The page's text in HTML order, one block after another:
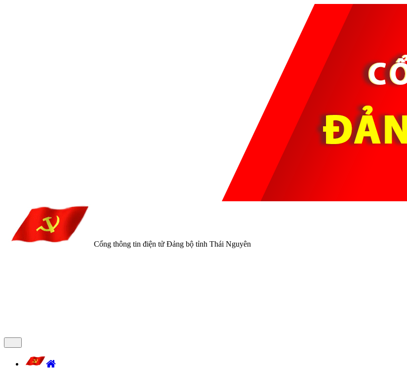
Cổng thông tin điện tử Đảng bộ tỉnh Thái Nguyên